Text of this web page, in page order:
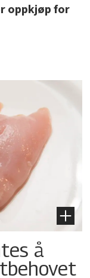
oppkjøp for
å